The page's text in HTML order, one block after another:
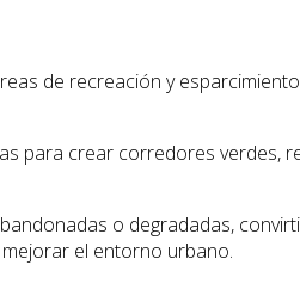
de recreación y
para crear corredores
o degradadas,
el entorno urbano.